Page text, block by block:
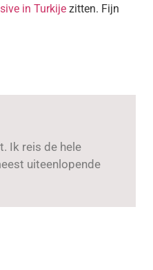
in Turkije zitten. Fijn
Ik reis de hele
uiteenlopende